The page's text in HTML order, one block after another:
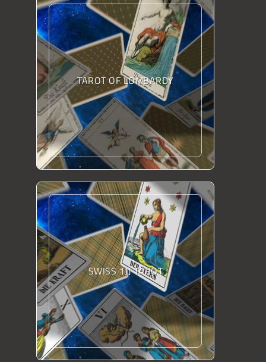
TAROT OF LOMBARDY
SWISS 1JJ TAROT